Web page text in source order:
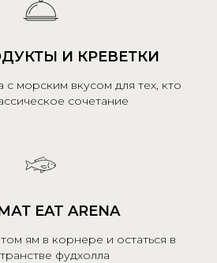
И КРЕВЕТКИ
с морским вкусом для тех, кто
сочетание
EAT ARENA
ям в корнере и остаться в
фудхолла